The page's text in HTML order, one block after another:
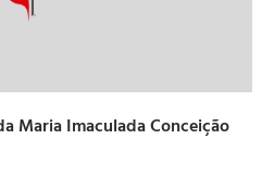
Maria Imaculada Conceição